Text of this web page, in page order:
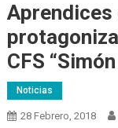
Aprendices
CFS
Noticias
28 Febrero, 2018